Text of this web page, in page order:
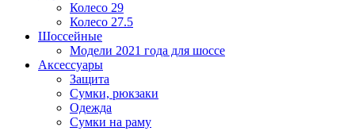
Колесо 29
Колесо 27.5
Шоссейные
Модели 2021 года для шоссе
Аксессуары
Защита
Сумки, рюкзаки
Одежда
Сумки на раму